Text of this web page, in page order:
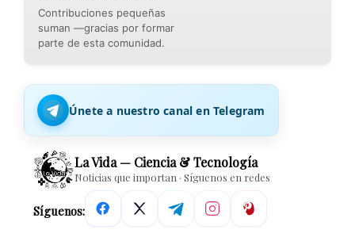
Contribuciones pequeñas
suman —gracias por formar
parte de esta comunidad.
Únete a nuestro canal en Telegram
La Vida — Ciencia & Tecnología
Noticias que importan · Síguenos en redes
Síguenos: